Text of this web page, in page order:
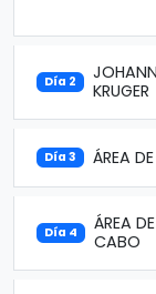
Día 2
KRUGER
Día 3 ÁREA
Día 4
ÁREA
CABO